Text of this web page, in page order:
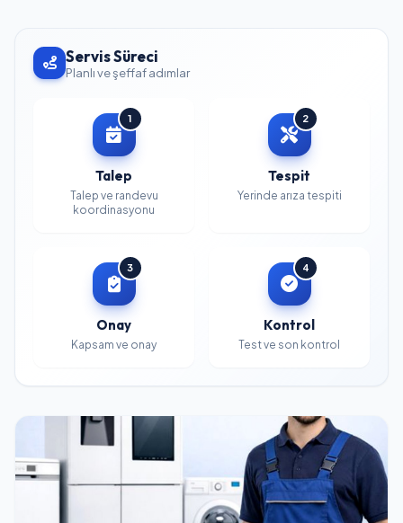
Servis Süreci
Planlı ve şeffaf adımlar
1
Talep
Talep ve randevu
koordinasyonu
2
Tespit
Yerinde arıza tespiti
3
Onay
Kapsam ve onay
4
Kontrol
Test ve son kontrol